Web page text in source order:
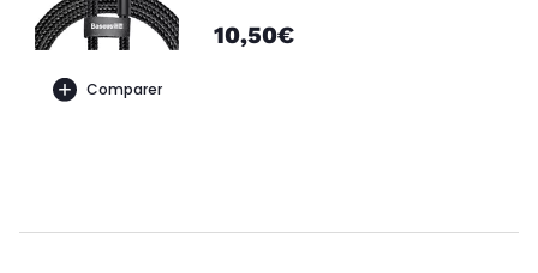
Comparer
10,50€